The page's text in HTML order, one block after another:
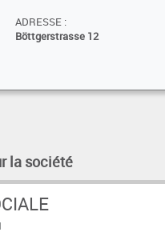
ADRESSE :
Böttgerstrasse 12
la société